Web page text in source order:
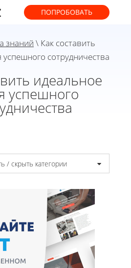
ПОПРОБОВАТЬ
знаний \ Как составить
успешного сотрудничества
идеальное
успешного
/ скрыть категории